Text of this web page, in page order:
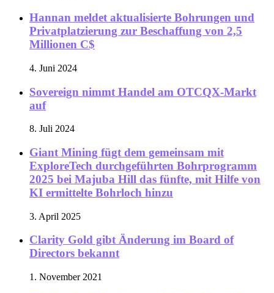
Hannan meldet aktualisierte Bohrungen und
Privatplatzierung zur Beschaffung von 2,5
Millionen C$
4. Juni 2024
Sovereign nimmt Handel am OTCQX-Markt
auf
8. Juli 2024
Giant Mining fügt dem gemeinsam mit
ExploreTech durchgeführten Bohrprogramm
2025 bei Majuba Hill das fünfte, mit Hilfe von
KI ermittelte Bohrloch hinzu
3. April 2025
Clarity Gold gibt Änderung im Board of
Directors bekannt
1. November 2021